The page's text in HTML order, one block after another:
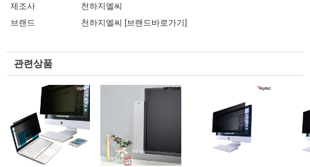
제조사
천하지엘씨
브랜드
천하지엘씨 [브랜드바로가기]
관련상품